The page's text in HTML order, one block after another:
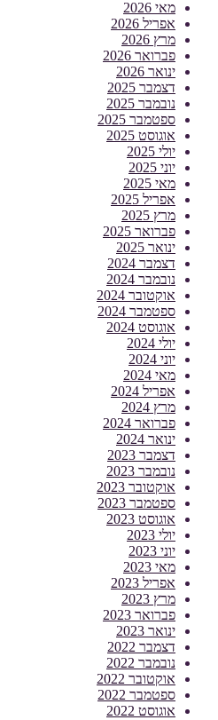
מאי 2026
אפריל 2026
מרץ 2026
פברואר 2026
ינואר 2026
דצמבר 2025
נובמבר 2025
ספטמבר 2025
אוגוסט 2025
יולי 2025
יוני 2025
מאי 2025
אפריל 2025
מרץ 2025
פברואר 2025
ינואר 2025
דצמבר 2024
נובמבר 2024
אוקטובר 2024
ספטמבר 2024
אוגוסט 2024
יולי 2024
יוני 2024
מאי 2024
אפריל 2024
מרץ 2024
פברואר 2024
ינואר 2024
דצמבר 2023
נובמבר 2023
אוקטובר 2023
ספטמבר 2023
אוגוסט 2023
יולי 2023
יוני 2023
מאי 2023
אפריל 2023
מרץ 2023
פברואר 2023
ינואר 2023
דצמבר 2022
נובמבר 2022
אוקטובר 2022
ספטמבר 2022
אוגוסט 2022